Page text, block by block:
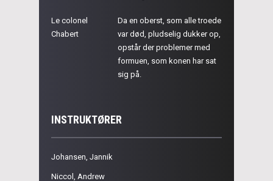
Le colonel
Chabert
Da en oberst, som alle troede
var død, pludselig dukker op,
opstår der problemer med
formuen, som konen har sat
sig på.
INSTRUKTØRER
Johansen, Jannik
Niccol, Andrew